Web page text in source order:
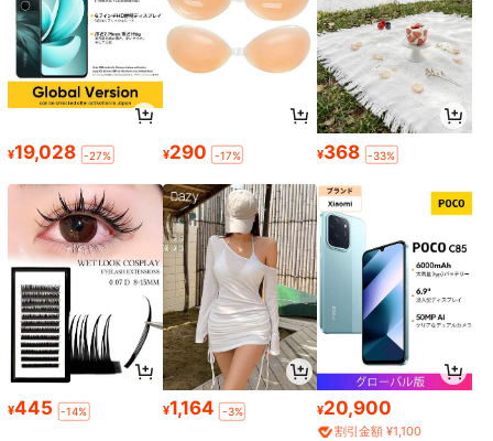
¥19,028 -27% ¥290 -17% ¥368 -33%
¥445 -14% ¥1,164 -3% ¥20,900
割引金額 ¥1,100